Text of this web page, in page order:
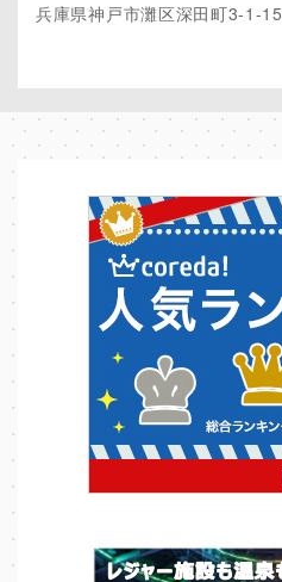
兵庫県神戸市灘区深田町3-1-15